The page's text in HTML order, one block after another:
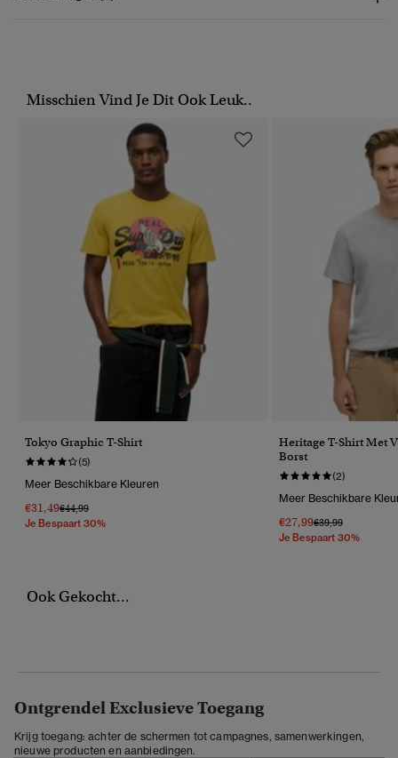
Misschien Vind Je Dit Ook Leuk..
Tokyo Graphic T-Shirt
(5)
Meer Beschikbare Kleuren
€31,49Prijs Verlaagd Van
€44,99Naar
Je Bespaart 30%
Heritage T-Shirt Met
Borst
(2)
Meer Beschikbare
€27,99Prijs Verlaagd Van
€39,99Naar
Je Bespaart 30%
Ook Gekocht...
Ontgrendel Exclusieve Toegang
Krijg toegang: achter de schermen tot campagnes, samenwerkingen,
nieuwe producten en aanbiedingen.